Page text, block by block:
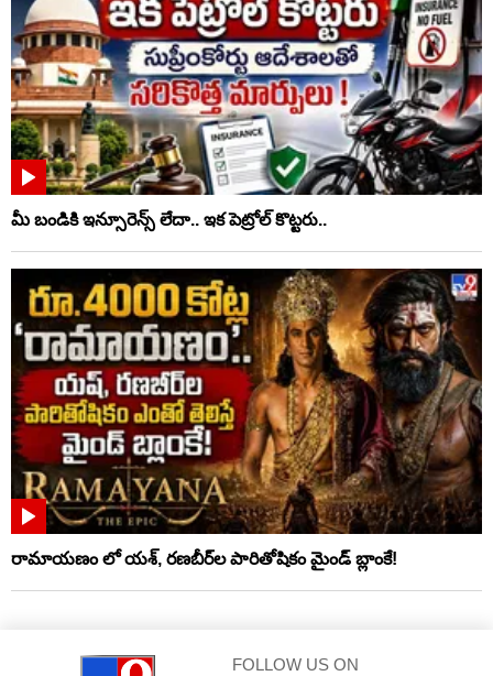
మీ బండికి ఇన్సూరెన్స్ లేదా.. ఇక పెట్రోల్ కొట్టరు..
రామాయణం లో యశ్, రణబీర్‌ల పారితోషికం మైండ్‌ బ్లాంకే!
FOLLOW US ON